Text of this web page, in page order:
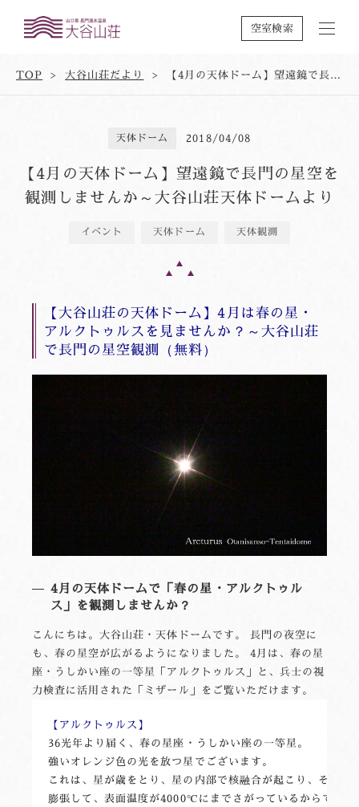
空室検索
TOP 大谷山荘だより 【4月の天体ドーム】望遠鏡で長門の星空を観測しませんか～大谷山荘天体ドームより
天体ドーム 2018/04/08
【4月の天体ドーム】望遠鏡で長門の星空を
観測しませんか～大谷山荘天体ドームより
イベント 天体ドーム 天体観測
【大谷山荘の天体ドーム】4月は春の星・
アルクトゥルスを見ませんか？～大谷山荘
で長門の星空観測（無料）
4月の天体ドームで「春の星・アルクトゥル
ス」を観測しませんか？
こんにちは。大谷山荘・天体ドームです。 長門の夜空に
も、春の星空が広がるようになりました。 4月は、春の星
座・うしかい座の一等星「アルクトゥルス」と、兵士の視
力検査に活用された「ミザール」をご覧いただけます。
【アルクトゥルス】
36光年より届く、春の星座・うしかい座の一等星。
強いオレンジ色の光を放つ星でございます。
これは、星が歳をとり、星の内部で核融合が起こり、その反
膨張して、表面温度が4000℃にまでさがっているからです。